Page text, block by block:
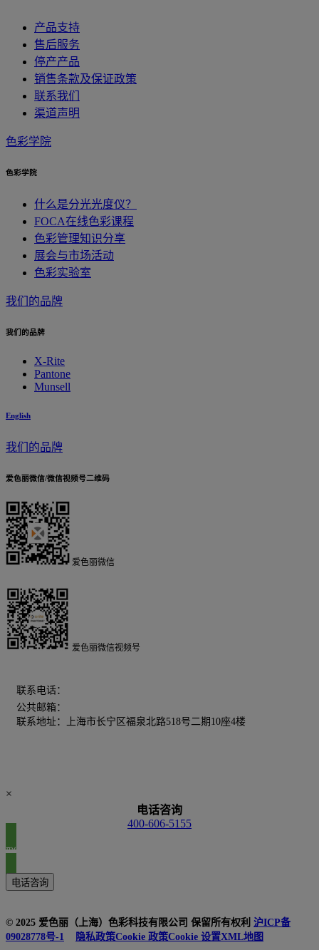
产品支持
售后服务
停产产品
销售条款及保证政策
联系我们
渠道声明
色彩学院
色彩学院
什么是分光光度仪？
FOCA在线色彩课程
色彩管理知识分享
展会与市场活动
色彩实验室
我们的品牌
我们的品牌
X-Rite
Pantone
Munsell
English
我们的品牌
爱色丽微信/微信视频号二维码
爱色丽微信
爱色丽微信视频号
联系电话：
公共邮箱：
联系地址：上海市长宁区福泉北路518号二期10座4楼
×
电话咨询
400-606-5155
联系我们
电话咨询
© 2025 爱色丽（上海）色彩科技有限公司 保留所有权利 沪ICP备
09028778号-1
隐私政策Cookie 政策Cookie 设置XML地图